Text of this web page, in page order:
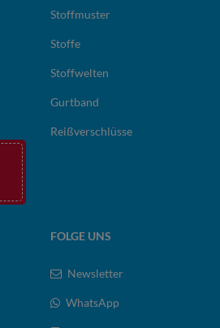
Stoffmuster
Stoffe
Stoffwelten
Gurtband
Reißverschlüsse
FOLGE UNS
Newsletter
WhatsApp